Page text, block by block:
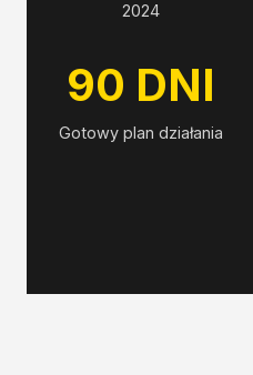
2024
90 DNI
Gotowy plan działania